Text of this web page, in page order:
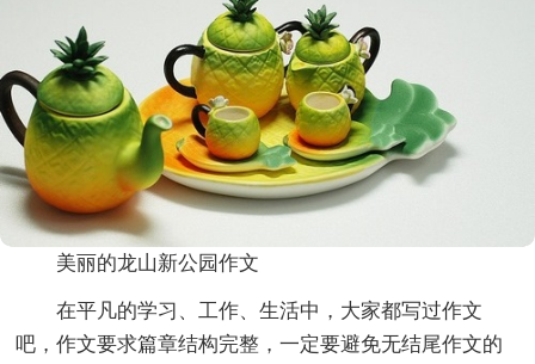
美丽的龙山新公园作文
在平凡的学习、工作、生活中，大家都写过作文
吧，作文要求篇章结构完整，一定要避免无结尾作文的